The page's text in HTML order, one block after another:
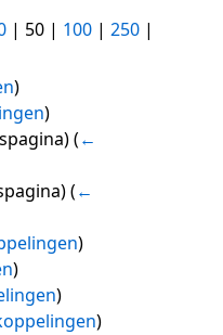
| 50 | 100 | 250 |
)
)
(←
(←
)
)
)
)